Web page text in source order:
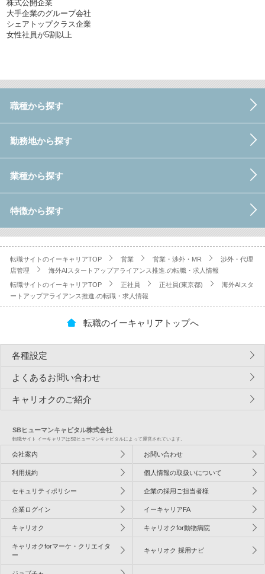
株式公開企業
大手企業のグループ会社
シェアトップクラス企業
女性社員が5割以上
職種から探す
勤務地から探す
業種から探す
特徴から探す
転職サイトのイーキャリアTOP 営業 営業・渉外・MR
渉外・代理
店管理
海外AIスタートアップアライアンス推進.の転職・求人情報
転職サイトのイーキャリアTOP 正社員 正社員(東京都)
海外AIスタ
ートアップアライアンス推進.の転職・求人情報
転職のイーキャリアトップへ
各種設定
よくあるお問い合わせ
キャリオクのご紹介
SBヒューマンキャピタル株式会社
転職サイト イーキャリアはSBヒューマンキャピタルによって運営されています。
会社案内 お問い合わせ
利用規約 個人情報の取扱いについて
セキュリティポリシー 企業の採用ご担当者様
企業ログイン イーキャリアFA
キャリオク キャリオクfor動物病院
キャリオクforマーケ・クリエイタ
ー
キャリオク 採用ナビ